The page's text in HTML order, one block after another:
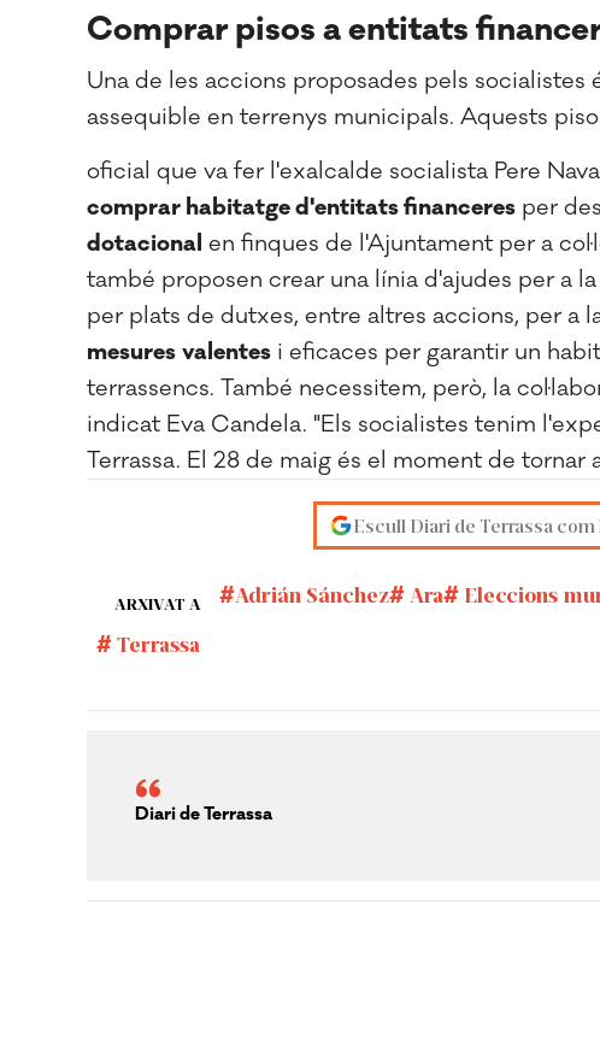
Comprar pisos a entitats
Una de les accions proposades pels socialistes
assequible en terrenys municipals. Aquests
oficial que va fer l'exalcalde socialista Pere
comprar habitatge d'entitats financeres per
dotacional en finques de l'Ajuntament per a
també proposen crear una línia d'ajudes per a la
per plats de dutxes, entre altres accions, per a
mesures valentes i eficaces per garantir un
terrassencs. També necessitem, però, la
indicat Eva Candela. "Els socialistes tenim
Terrassa. El 28 de maig és el moment de tornar
Escull Diari de Terrassa
ARXIVAT A Adrián Sánchez Ara Eleccions
Terrassa
Diari de Terrassa